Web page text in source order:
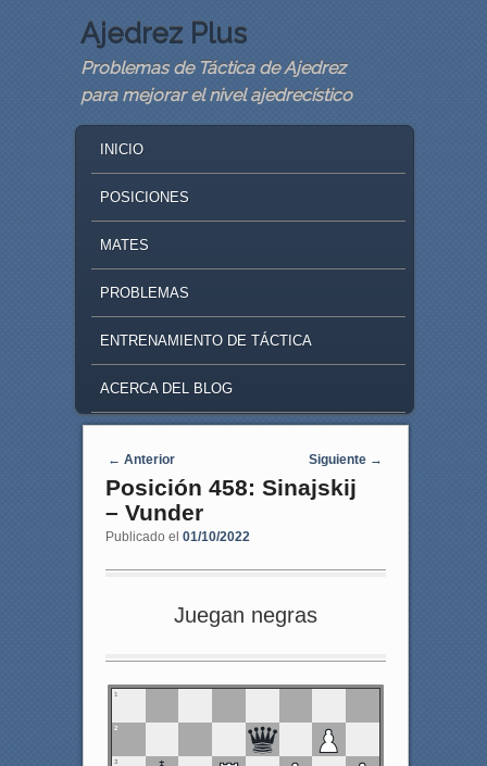
Ajedrez Plus
Problemas de Táctica de Ajedrez
para mejorar el nivel ajedrecístico
SKIP TO PRIMARY CONTENT
SKIP TO SECONDARY CONTENT
INICIO
POSICIONES
MATES
PROBLEMAS
ENTRENAMIENTO DE TÁCTICA
ACERCA DEL BLOG
Navegaci�n de entradas
← Anterior Siguiente →
Posición 458: Sinajskij
– Vunder
Publicado el 01/10/2022
Juegan negras
1
2
3